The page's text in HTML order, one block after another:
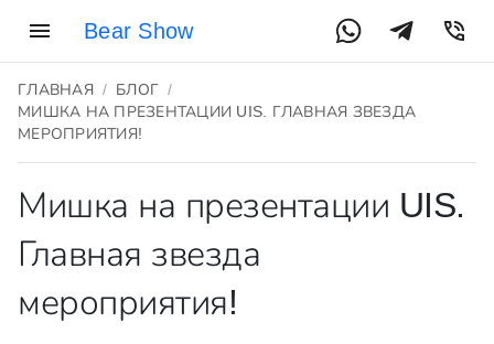
Bear Show
ГЛАВНАЯ
БЛОГ
МИШКА НА ПРЕЗЕНТАЦИИ UIS. ГЛАВНАЯ ЗВЕЗДА
МЕРОПРИЯТИЯ!
Мишка на презентации UIS.
Главная звезда
мероприятия!